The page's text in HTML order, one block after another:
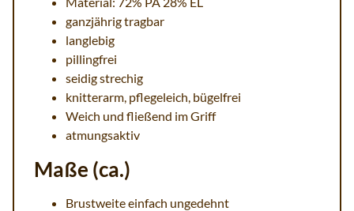
ganzjährig tragbar
langlebig
pillingfrei
seidig strechig
knitterarm, pflegeleich, bügelfrei
Weich und fließend im Griff
atmungsaktiv
Maße (ca.)
Brustweite einfach ungedehnt